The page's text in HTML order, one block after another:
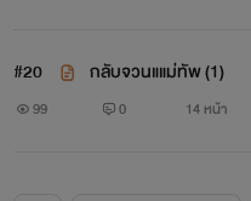
#20 กลับจวนแแม่ทัพ (1)
99 0 14 หน้า